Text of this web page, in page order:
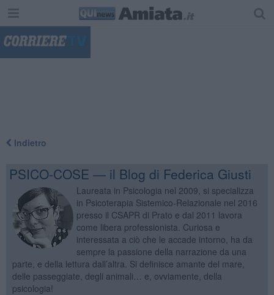
Indietro
PSICO-COSE — il Blog di Federica Giusti
Laureata in Psicologia nel 2009, si specializza
in Psicoterapia Sistemico-Relazionale nel 2016
presso il CSAPR di Prato e dal 2011 lavora
come libera professionista. Curiosa e
interessata a ciò che le accade intorno, ha da
sempre la passione della narrazione da una
parte, e della lettura dall’altra. Si definisce amante del mare,
delle passeggiate, degli animali… e, ovviamente, della
psicologia!